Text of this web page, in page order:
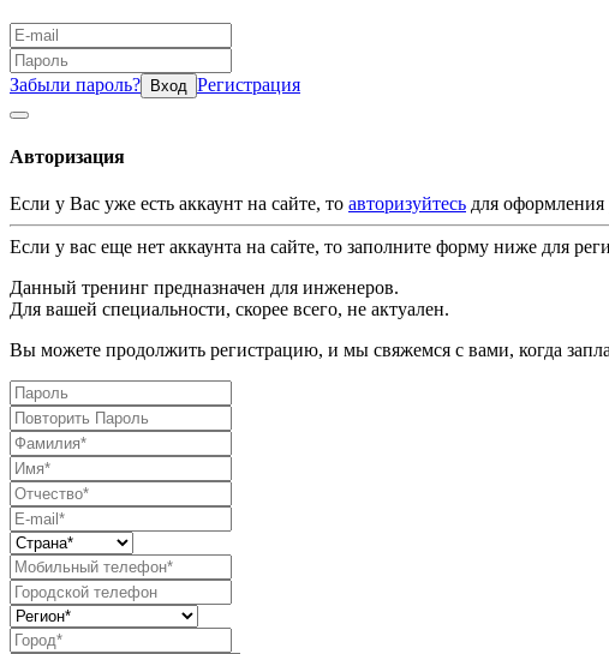
Забыли пароль? Вход Регистрация
Авторизация
Если у Вас уже есть аккаунт на сайте, то авторизуйтесь для оформления
Если у вас еще нет аккаунта на сайте, то заполните форму ниже для
Данный тренинг предназначен для инженеров.
Для вашей специальности, скорее всего, не актуален.
Вы можете продолжить регистрацию, и мы свяжемся с вами, когда